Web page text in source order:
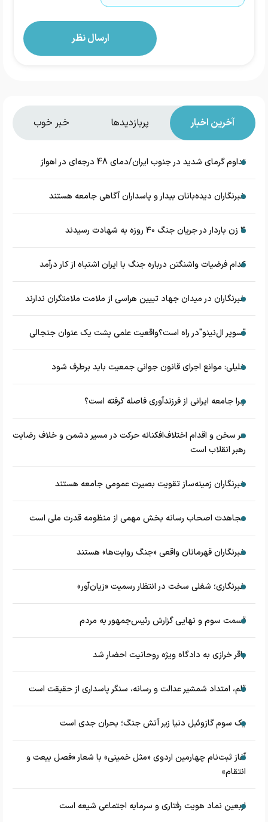
آخرین اخبار پربازدیدها خبر خوب
تداوم گرمای شدید در جنوب ایران/دمای 48 درجه‌ای در اهواز
خبرنگاران دیده‌بانان بیدار و پاسداران آگاهی جامعه هستند
۴ زن باردار در جریان جنگ ۴۰ روزه به شهادت رسیدند
کدام فرضیات واشنگتن درباره جنگ با ایران اشتباه از کار درآمد
خبرنگاران در میدان جهاد تبیین هراسی از ملامت ملامتگران ندارند
"سوپر ال‌نینو"در راه است؟واقعیت علمی پشت یک عنوان جنجالی
خلیلی: موانع اجرای قانون جوانی جمعیت باید برطرف شود
چرا جامعه ایرانی از فرزندآوری فاصله گرفته است؟
هر سخن و اقدام اختلاف‌افکنانه حرکت در مسیر دشمن و خلاف رضایت
رهبر انقلاب است
خبرنگاران زمینه‌ساز تقویت بصیرت عمومی جامعه هستند
مجاهدت اصحاب رسانه بخش مهمی از منظومه قدرت ملی است
خبرنگاران قهرمانان واقعی «جنگ روایت‌ها» هستند
خبرنگاری؛ شغلی سخت در انتظار رسمیت «زیان‌آور»
قسمت سوم و نهایی گزارش رئیس‌جمهور به مردم
باقر خرازی به دادگاه ویژه روحانیت احضار شد
قلم، امتداد شمشیر عدالت و رسانه، سنگر پاسداری از حقیقت است
یک سوم گازوئیل دنیا زیر آتش جنگ؛ بحران جدی است
آغاز ثبت‌نام چهارمین اردوی «مثل خمینی» با شعار «فصل بیعت و
انتقام»
اربعین نماد هویت رفتاری و سرمایه اجتماعی شیعه است